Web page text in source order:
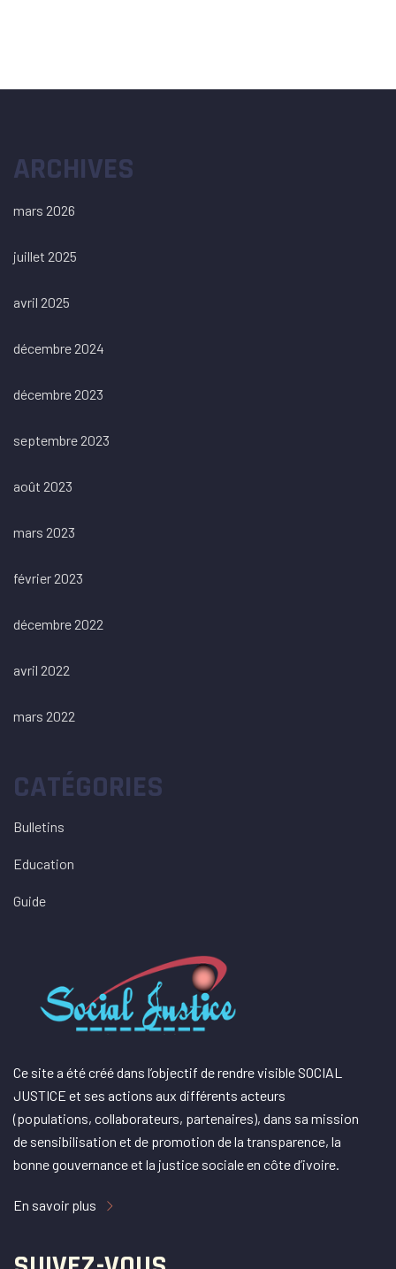
ARCHIVES
mars 2026
juillet 2025
avril 2025
décembre 2024
décembre 2023
septembre 2023
août 2023
mars 2023
février 2023
décembre 2022
avril 2022
mars 2022
CATÉGORIES
Bulletins
Education
Guide
Ce site a été créé dans l’objectif de rendre visible SOCIAL
JUSTICE et ses actions aux différents acteurs
(populations, collaborateurs, partenaires), dans sa mission
de sensibilisation et de promotion de la transparence, la
bonne gouvernance et la justice sociale en côte d’ivoire.
En savoir plus